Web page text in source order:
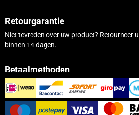
Retourgarantie
Niet tevreden over uw product? Retourneer
binnen 14 dagen.
Betaalmethoden